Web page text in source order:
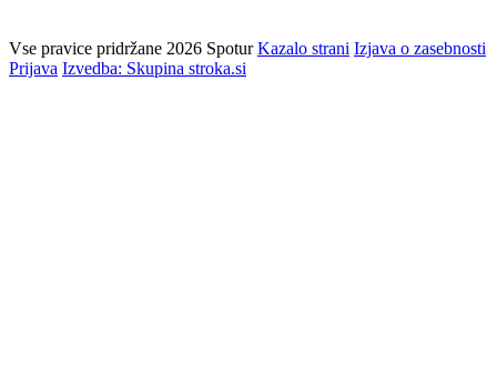
Vse pravice pridržane 2026 Spotur Kazalo strani Izjava o zasebnosti
Prijava Izvedba: Skupina stroka.si